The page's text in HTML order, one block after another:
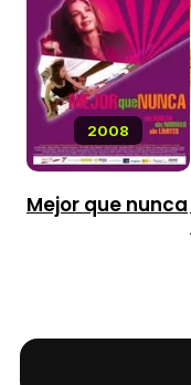
2008
Mejor que nunca